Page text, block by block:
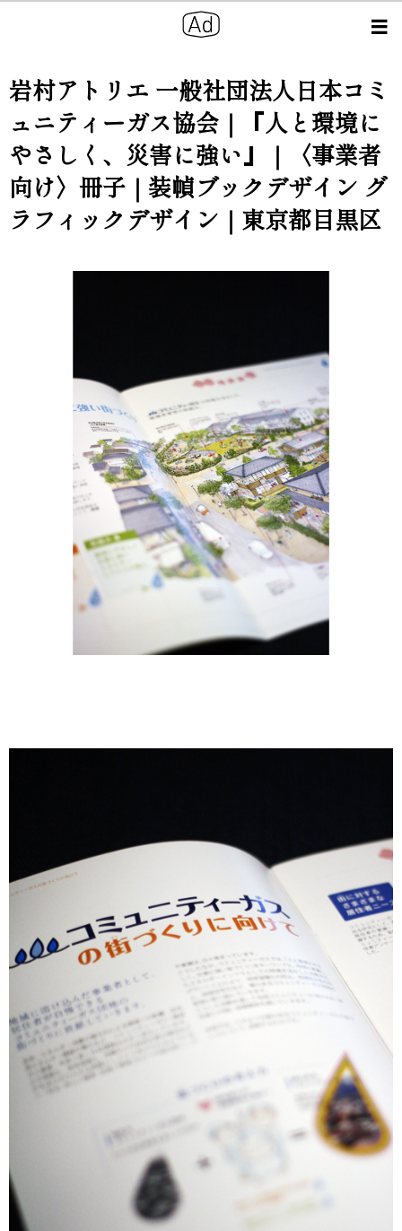
岩村アトリエ 一般社団法人日本コミ
ュニティーガス協会｜『人と環境に
やさしく、災害に強い』｜〈事業者
向け〉冊子｜装幀ブックデザイン グ
ラフィックデザイン｜東京都目黒区